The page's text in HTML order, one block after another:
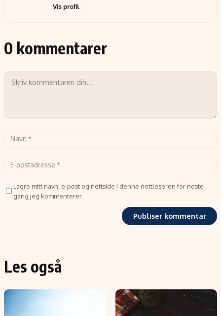
Vis profil
0 kommentarer
Lagre mitt navn, e-post og nettside i denne nettleseren for neste
gang jeg kommenterer.
Les også